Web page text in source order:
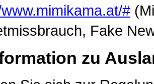
#
Fake
zu